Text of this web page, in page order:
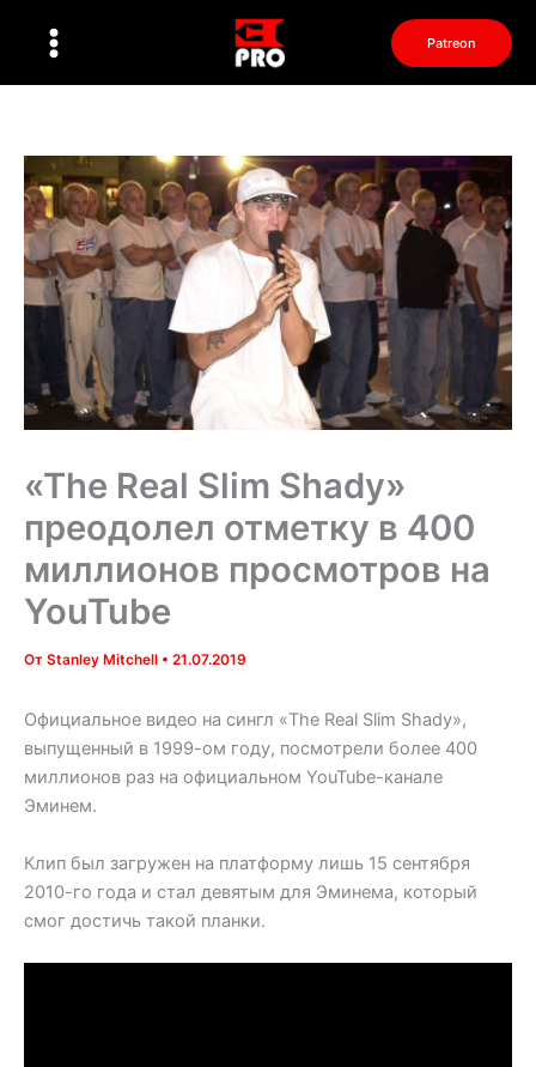
Patreon
«The Real Slim Shady»
преодолел отметку в 400
миллионов просмотров на
YouTube
От Stanley Mitchell • 21.07.2019
Официальное видео на сингл «The Real Slim Shady»,
выпущенный в 1999-ом году, посмотрели более 400
миллионов раз на официальном YouTube-канале
Эминем.
Клип был загружен на платформу лишь 15 сентября
2010-го года и стал девятым для Эминема, который
смог достичь такой планки.